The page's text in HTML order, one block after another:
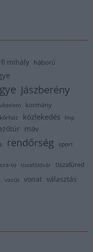
mihály háború
Jászberény
kormány
kórház közlekedés lmp
máv
rendőrség sport
tó tiszaföldvár tiszafüred
vasút vonat választás